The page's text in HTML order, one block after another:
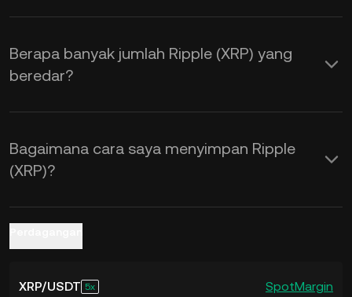
time.
Berapa banyak jumlah Ripple (XRP) yang
beredar?
Bagaimana cara saya menyimpan Ripple
(XRP)?
XRP/USDT 5 SpotMargin